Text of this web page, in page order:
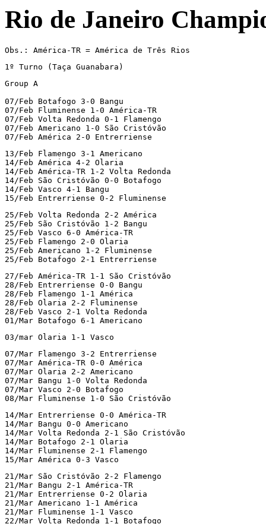
Rio de Janeiro
Obs.: América-TR = América de Três Rios
1º Turno (Taça Guanabara)
Group A
07/Feb Botafogo 3-0 Bangu
07/Feb Fluminense 1-0 América-TR
07/Feb Volta Redonda 0-1 Flamengo
07/Feb Americano 1-0 São Cristóvão
07/Feb América 2-0 Entrerriense
13/Feb Flamengo 3-1 Americano
14/Feb América 4-2 Olaria
14/Feb América-TR 1-2 Volta Redonda
14/Feb São Cristóvão 0-0 Botafogo
14/Feb Vasco 4-1 Bangu
15/Feb Entrerriense 0-2 Fluminense
25/Feb Volta Redonda 2-2 América
25/Feb São Cristóvão 1-2 Bangu
25/Feb Vasco 6-0 América-TR
25/Feb Flamengo 2-0 Olaria
25/Feb Americano 1-2 Fluminense
25/Feb Botafogo 2-1 Entrerriense
27/Feb América-TR 1-1 São Cristóvão
28/Feb Entrerriense 0-0 Bangu
28/Feb Flamengo 1-1 América
28/Feb Olaria 2-2 Fluminense
28/Feb Vasco 2-1 Volta Redonda
01/Mar Botafogo 6-1 Americano
03/mar Olaria 1-1 Vasco
07/Mar Flamengo 3-2 Entrerriense
07/Mar América-TR 0-0 América
07/Mar Olaria 2-2 Americano
07/Mar Bangu 1-0 Volta Redonda
07/Mar Vasco 2-0 Botafogo
08/Mar Fluminense 1-0 São Cristóvão
14/Mar Entrerriense 0-0 América-TR
14/Mar Bangu 0-0 Americano
14/Mar Volta Redonda 2-1 São Cristóvão
14/Mar Botafogo 2-1 Olaria
14/Mar Fluminense 2-1 Flamengo
15/Mar América 0-3 Vasco
21/Mar São Cristóvão 2-2 Flamengo
21/Mar Bangu 2-1 América-TR
21/Mar Entrerriense 0-2 Olaria
21/Mar Americano 1-1 América
21/Mar Fluminense 1-1 Vasco
22/Mar Volta Redonda 1-1 Botafogo